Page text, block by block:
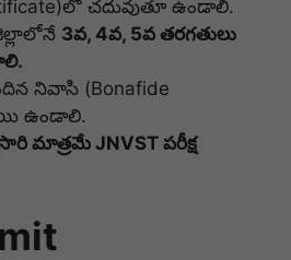
చదువుతూ ఉండాలి.
3వ, 4వ, 5వ తరగతులు
నివాసి (Bonafide
ఉండాలి.
మాత్రమే JNVST పరీక్ష